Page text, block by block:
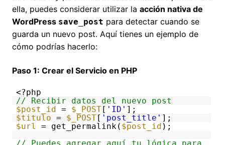
ella, puedes considerar utilizar la acción nativa de
WordPress save_post para detectar cuando se
guarda un nuevo post. Aquí tienes un ejemplo de
cómo podrías hacerlo:
Paso 1: Crear el Servicio en PHP
<?php
// Recibir datos del nuevo post
$post_id
= $_POST [ 'ID' ];
$titulo = $_POST [ 'post_title' ];
$url
= get_permalink( $post_id );